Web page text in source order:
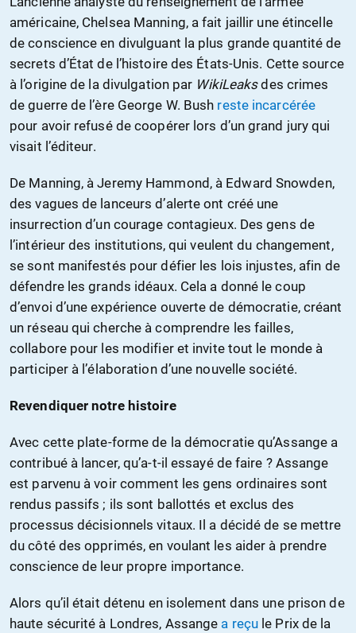
américaine, Chelsea Manning, a fait jaillir une étincelle
de conscience en divulguant la plus grande quantité de
secrets d’État de l’histoire des États-Unis. Cette source
à l’origine de la divulgation par WikiLeaksdes crimes
de guerre de l’ère George W. Bush reste incarcérée
pour avoir refusé de coopérer lors d’un grand jury qui
visait l’éditeur.
De Manning, à Jeremy Hammond, à Edward Snowden,
des vagues de lanceurs d’alerte ont créé une
insurrection d’un courage contagieux. Des gens de
l’intérieur des institutions, qui veulent du changement,
se sont manifestés pour défier les lois injustes, afin de
défendre les grands idéaux. Cela a donné le coup
d’envoi d’une expérience ouverte de démocratie, créant
un réseau qui cherche à comprendre les failles,
collabore pour les modifier et invite tout le monde à
participer à l’élaboration d’une nouvelle société.
Revendiquer notre histoire
Avec cette plate-forme de la démocratie qu’Assange a
contribué à lancer, qu’a-t-il essayé de faire ? Assange
est parvenu à voir comment les gens ordinaires sont
rendus passifs ; ils sont ballottés et exclus des
processus décisionnels vitaux. Il a décidé de se mettre
du côté des opprimés, en voulant les aider à prendre
conscience de leur propre importance.
Alors qu’il était détenu en isolement dans une prison de
haute sécurité à Londres, Assange a reçu le Prix de la